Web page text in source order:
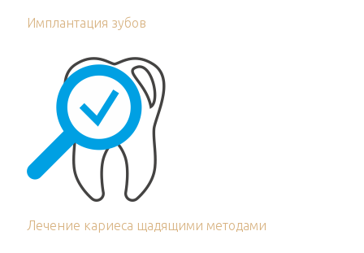
Имплантация зубов
Лечение кариеса щадящими методами